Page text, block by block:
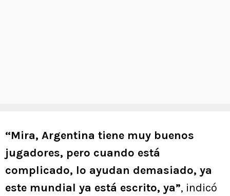
“Mira, Argentina tiene muy buenos
jugadores, pero cuando está
complicado, lo ayudan demasiado, ya
este mundial ya está escrito, ya”, indicó